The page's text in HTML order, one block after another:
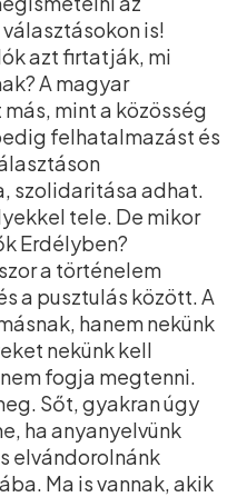
is!
azt firtatják, mi
A magyar
mint a közösség
felhatalmazást és
szolidaritása adhat.
tele. De mikor
Erdélyben?
a történelem
a pusztulás között. A
hanem nekünk
nekünk kell
fogja megtenni.
Sőt, gyakran úgy
ha anyanyelvünk
elvándorolnánk
Ma is vannak, akik